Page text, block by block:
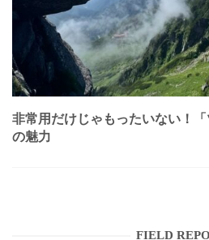
非常用だけじゃもったいない！「
の魅力
FIELD